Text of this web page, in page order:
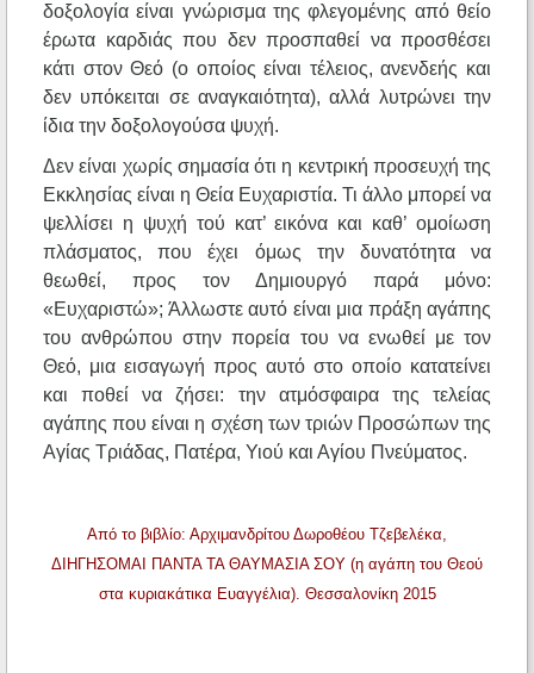
δοξολογία είναι γνώρισμα της φλεγομένης από θείο
έρωτα καρδιάς που δεν προσπαθεί να προσθέσει
κάτι στον Θεό (ο οποίος είναι τέλειος, ανενδεής και
δεν υπόκειται σε αναγκαιότητα), αλλά λυτρώνει την
ίδια την δοξολογούσα ψυχή.
Δεν είναι χωρίς σημασία ότι η κεντρική προσευχή της
Εκκλησίας είναι η Θεία Ευχαριστία. Τι άλλο μπορεί να
ψελλίσει η ψυχή τού κατ’ εικόνα και καθ’ ομοίωση
πλάσματος, που έχει όμως την δυνατότητα να
θεωθεί, προς τον Δημιουργό παρά μόνο:
«Ευχαριστώ»; Άλλωστε αυτό είναι μια πράξη αγάπης
του ανθρώπου στην πορεία του να ενωθεί με τον
Θεό, μια εισαγωγή προς αυτό στο οποίο κατατείνει
και ποθεί να ζήσει: την ατμόσφαιρα της τελείας
αγάπης που είναι η σχέση των τριών Προσώπων της
Αγίας Τριάδας, Πατέρα, Υιού και Αγίου Πνεύματος.
Από το βιβλίο: Αρχιμανδρίτου Δωροθέου Τζεβελέκα,
ΔΙΗΓΗΣΟΜΑΙ ΠΑΝΤΑ ΤΑ ΘΑΥΜΑΣΙΑ ΣΟΥ (η αγάπη του Θεού
στα κυριακάτικα Eυαγγέλια). Θεσσαλονίκη 2015